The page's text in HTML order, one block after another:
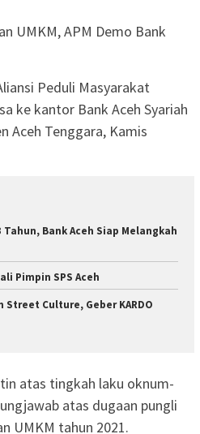
UMKM, APM Demo Bank
Peduli Masyarakat
ke kantor Bank Aceh Syariah
Aceh Tenggara, Kamis
Bank Aceh Siap Melangkah
Pimpin SPS Aceh
Culture, Geber KARDO
atas tingkah laku oknum-
atas dugaan pungli
UMKM tahun 2021.